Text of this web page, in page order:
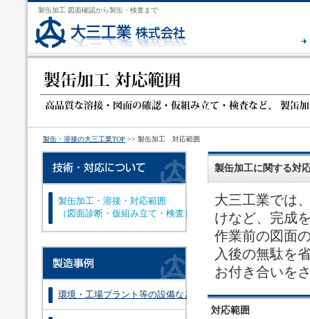
製缶加工 図面確認から製缶・検査まで
製缶・溶接の大三工業TOP >> 製缶加工 対応範囲
製缶加工に関する対
大三工業では
けなど、完成
作業前の図面
入後の無駄を
お付き合いを
対応範囲
製缶加工・溶接・対応範囲
（図面診断・仮組み立て・検査）
環境・工場プラント等の設備など